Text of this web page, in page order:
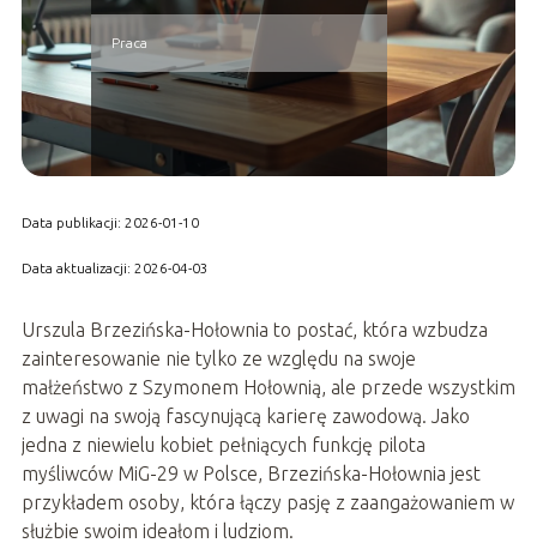
Praca
Data publikacji: 2026-01-10
Data aktualizacji: 2026-04-03
Urszula Brzezińska-Hołownia to postać, która wzbudza
zainteresowanie nie tylko ze względu na swoje
małżeństwo z Szymonem Hołownią, ale przede wszystkim
z uwagi na swoją fascynującą karierę zawodową. Jako
jedna z niewielu kobiet pełniących funkcję pilota
myśliwców MiG-29 w Polsce, Brzezińska-Hołownia jest
przykładem osoby, która łączy pasję z zaangażowaniem w
służbie swoim ideałom i ludziom.